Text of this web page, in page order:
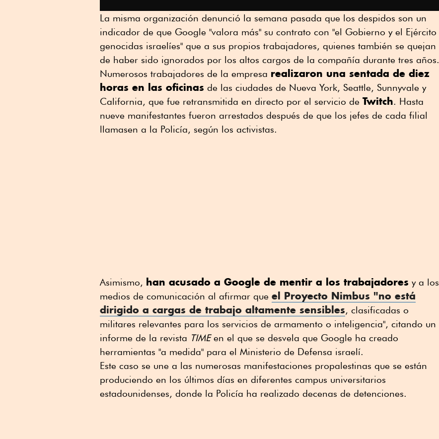
La misma organización denunció la semana pasada que los despidos son un
indicador de que Google "valora más" su contrato con "el Gobierno y el Ejército
genocidas israelíes" que a sus propios trabajadores, quienes también se quejan
de haber sido ignorados por los altos cargos de la compañía durante tres años.
Numerosos trabajadores de la empresa realizaron una sentada de diez
horas en las oficinas de las ciudades de Nueva York, Seattle, Sunnyvale y
California, que fue retransmitida en directo por el servicio de Twitch. Hasta
nueve manifestantes fueron arrestados después de que los jefes de cada filial
llamasen a la Policía, según los activistas.
Asimismo, han acusado a Google de mentir a los trabajadores y a los
medios de comunicación al afirmar que el Proyecto Nimbus "no está
dirigido a cargas de trabajo altamente sensibles, clasificadas o
militares relevantes para los servicios de armamento o inteligencia", citando un
informe de la revista TIMEen el que se desvela que Google ha creado
herramientas "a medida" para el Ministerio de Defensa israelí.
Este caso se une a las numerosas manifestaciones propalestinas que se están
produciendo en los últimos días en diferentes campus universitarios
estadounidenses, donde la Policía ha realizado decenas de detenciones.